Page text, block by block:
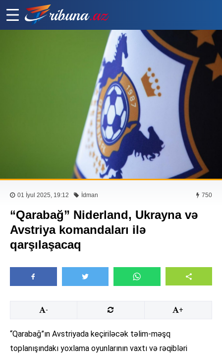
01 İyul 2025, 19:12 İdman 750
“Qarabağ” Niderland, Ukrayna və
Avstriya komandaları ilə
qarşılaşacaq
- +
“Qarabağ”ın Avstriyada keçiriləcək təlim-məşq
toplanışındakı yoxlama oyunlarının vaxtı və rəqibləri